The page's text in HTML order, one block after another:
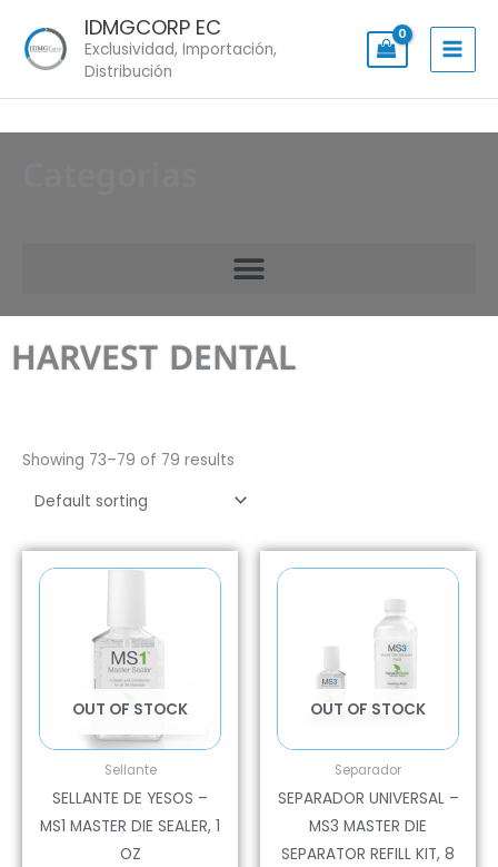
content
IDMGCORP EC
Exclusividad, Importación,
Distribución
HARVEST DENTAL
Showing 73–79 of 79 results
OUT OF STOCK
Sellante
SELLANTE DE YESOS –
MS1 MASTER DIE SEALER, 1
OZ
OUT OF STOCK
Separador
SEPARADOR UNIVERSAL –
MS3 MASTER DIE
SEPARATOR REFILL KIT, 8